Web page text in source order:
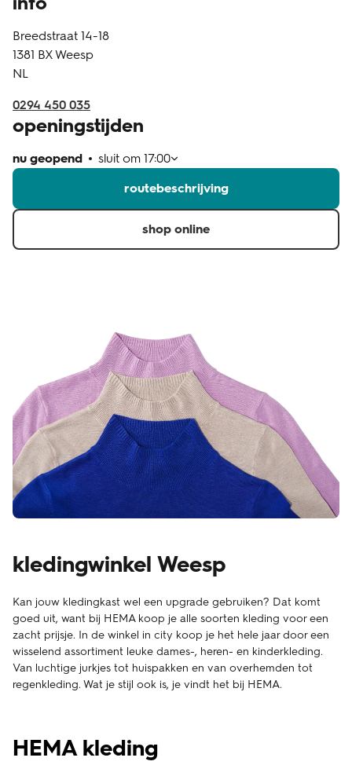
Breedstraat 14-18
1381 BXWeesp
NL
0294 450 035
openingstijden
nu geopend sluit om 17:00
routebeschrijving
shop online
kledingwinkel Weesp
Kan jouw kledingkast wel een upgrade gebruiken? Dat komt
goed uit, want bij HEMA koop je alle soorten kleding voor een
zacht prijsje. In de winkel in city koop je het hele jaar door een
wisselend assortiment leuke dames-, heren- en kinderkleding.
Van luchtige jurkjes tot huispakken en van overhemden tot
regenkleding. Wat je stijl ook is, je vindt het bij HEMA.
HEMA kleding